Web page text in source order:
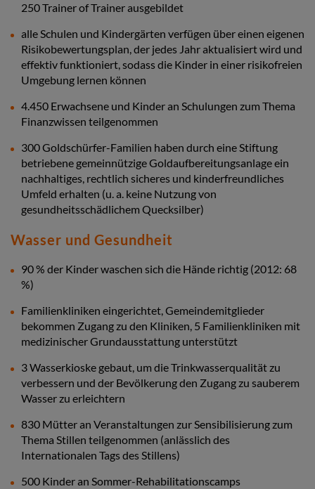
250 Trainer of Trainer ausgebildet
alle Schulen und Kindergärten verfügen über einen eigenen
Risikobewertungsplan, der jedes Jahr aktualisiert wird und
effektiv funktioniert, sodass die Kinder in einer risikofreien
Umgebung lernen können
4.450 Erwachsene und Kinder an Schulungen zum Thema
Finanzwissen teilgenommen
300 Goldschürfer-Familien haben durch eine Stiftung
betriebene gemeinnützige Goldaufbereitungsanlage ein
nachhaltiges, rechtlich sicheres und kinderfreundliches
Umfeld erhalten (u. a. keine Nutzung von
gesundheitsschädlichem Quecksilber)
Wasser und Gesundheit
90 % der Kinder waschen sich die Hände richtig (2012: 68
%)
Familienkliniken eingerichtet, Gemeindemitglieder
bekommen Zugang zu den Kliniken, 5 Familienkliniken mit
medizinischer Grundausstattung unterstützt
3 Wasserkioske gebaut, um die Trinkwasserqualität zu
verbessern und der Bevölkerung den Zugang zu sauberem
Wasser zu erleichtern
830 Mütter an Veranstaltungen zur Sensibilisierung zum
Thema Stillen teilgenommen (anlässlich des
Internationalen Tags des Stillens)
500 Kinder an Sommer-Rehabilitationscamps